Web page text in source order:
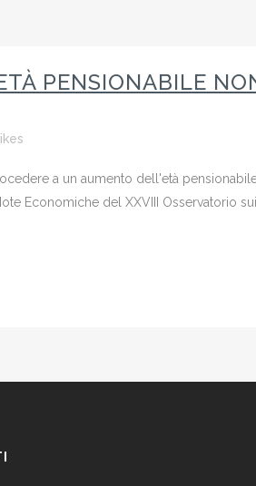
PENSIONABILE
Likes
a un aumento dell'età
Economiche del XXVIII Osservatorio